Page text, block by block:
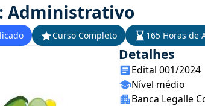
Administrativo
Curso Completo 165 Horas de
Detalhes
Edital 001/2024
Nível médio
Banca Legalle